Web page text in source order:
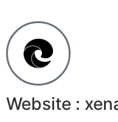
Website :